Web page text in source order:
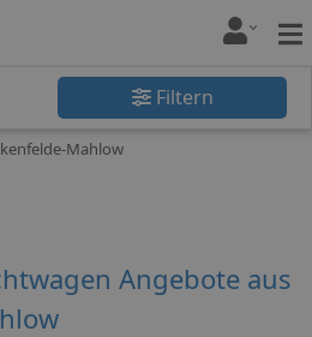
Filtern
Mahlow
Angebote aus